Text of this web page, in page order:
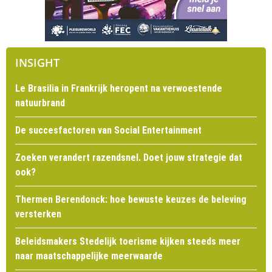
INSIGHT
Le Brasilia in Frankrijk heropent na verwoestende
natuurbrand
De succesfactoren van Social Entertainment
Zoeken verandert razendsnel. Doet jouw strategie dat
ook?
Thermen Berendonck: hoe bewuste keuzes de beleving
versterken
Beleidsmakers Stedelijk toerisme kijken steeds meer
naar maatschappelijke meerwaarde